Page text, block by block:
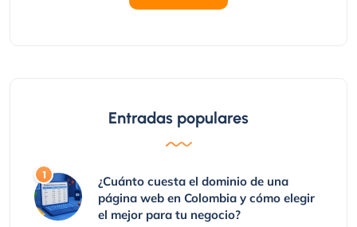
Entradas populares
¿Cuánto cuesta el dominio de una
página web en Colombia y cómo elegir
el mejor para tu negocio?